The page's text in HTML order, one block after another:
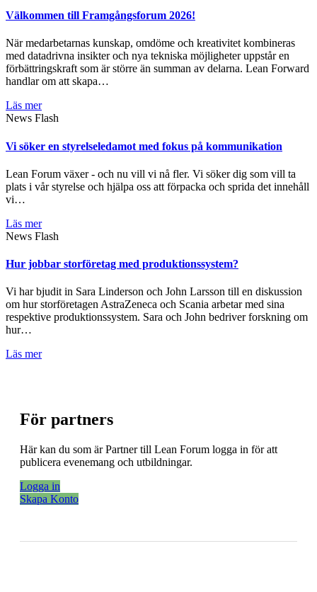
Välkommen till Framgångsforum 2026!
När medarbetarnas kunskap, omdöme och kreativitet kombineras
med datadrivna insikter och nya tekniska möjligheter uppstår en
förbättringskraft som är större än summan av delarna. Lean Forward
handlar om att skapa…
Läs mer
News Flash
Vi söker en styrelseledamot med fokus på kommunikation
Lean Forum växer - och nu vill vi nå fler. Vi söker dig som vill ta
plats i vår styrelse och hjälpa oss att förpacka och sprida det innehåll
vi…
Läs mer
News Flash
Hur jobbar storföretag med produktionssystem?
Vi har bjudit in Sara Linderson och John Larsson till en diskussion
om hur storföretagen AstraZeneca och Scania arbetar med sina
respektive produktionssystem. Sara och John bedriver forskning om
hur…
Läs mer
För partners
Här kan du som är Partner till Lean Forum logga in för att
publicera evenemang och utbildningar.
Logga in
Skapa Konto